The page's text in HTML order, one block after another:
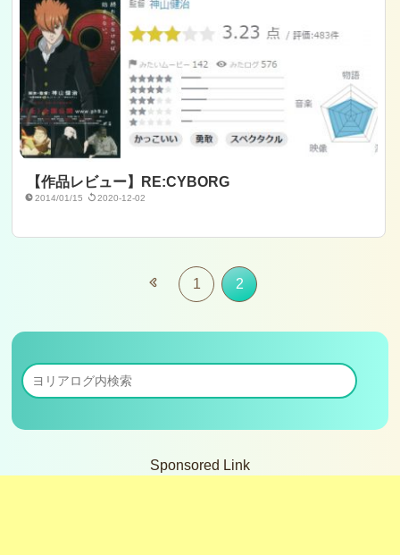
【作品レビュー】RE:CYBORG
2014/01/15 2020-12-02
1 2
Sponsored Link